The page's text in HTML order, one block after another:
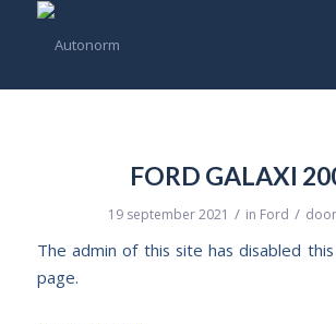
FORD GALAXI
19 september 2021 / in Ford / door
The admin of this site has disabled
page.